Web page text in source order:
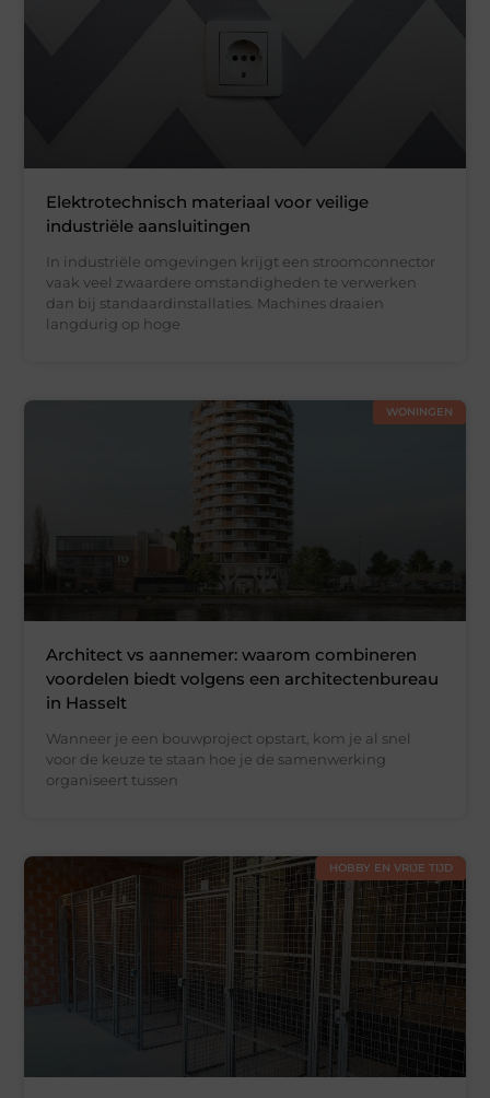
Elektrotechnisch materiaal voor veilige
industriële aansluitingen
In industriële omgevingen krijgt een stroomconnector
vaak veel zwaardere omstandigheden te verwerken
dan bij standaardinstallaties. Machines draaien
langdurig op hoge
WONINGEN
Architect vs aannemer: waarom combineren
voordelen biedt volgens een architectenbureau
in Hasselt
Wanneer je een bouwproject opstart, kom je al snel
voor de keuze te staan hoe je de samenwerking
organiseert tussen
HOBBY EN VRIJE TIJD